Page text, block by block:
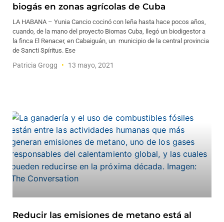
biogás en zonas agrícolas de Cuba
LA HABANA – Yunia Cancio cocinó con leña hasta hace pocos años,
cuando, de la mano del proyecto Biomas Cuba, llegó un biodigestor a
la finca El Renacer, en Cabaiguán, un municipio de la central provincia
de Sancti Spíritus. Ese
Patricia Grogg 13 mayo, 2021
Reducir las emisiones de metano está al